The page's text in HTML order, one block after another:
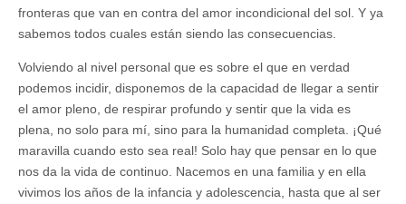
fronteras que van en contra del amor incondicional del sol. Y ya
sabemos todos cuales están siendo las consecuencias.
Volviendo al nivel personal que es sobre el que en verdad
podemos incidir, disponemos de la capacidad de llegar a sentir
el amor pleno, de respirar profundo y sentir que la vida es
plena, no solo para mí, sino para la humanidad completa. ¡Qué
maravilla cuando esto sea real! Solo hay que pensar en lo que
nos da la vida de continuo. Nacemos en una familia y en ella
vivimos los años de la infancia y adolescencia, hasta que al ser